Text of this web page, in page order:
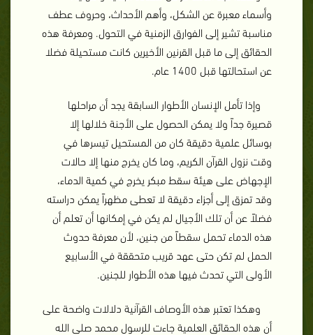
وأسماء معبرة عن الشكل، وأهم الأحداث، وحروف عطف
مناسبة تشير إلى الفوارق الزمنية في التحول. ومعرفة هذه
الحقائق إلى ما قبل القرنين الأخيرين كانت مستحيلة فضلا
عن استحالتها قبل 1400 عام.
وإذا تأمل الإنسان الأطوار السابقة يجد أن مراحلها
قصيرة جداً ولا يمكن الحصول على الأجنة خلالها إلا
بوسائل علمية دقيقة كان من المستحيل تيسرها في
وقت نزول القرآن الكريم، وما كان يخرج منها إلا حالات
الإجهاض على هيئة سقط مبكر يخرج في كمية الدماء،
وقد تمزق إلى أجزاء دقيقة لا تعطى مظهراً يمكن دراسته
فضلاً عن أن تلك الأجيال لم يكن في إمكانها أن تعلم أن
هذه الدماء تحمل سقطاً من جنين، لأن معرفة حدوث
الحمل لم تكن حتى عهد قريب متحققة في الأسابيع
الأولى التي تحدث فيها هذه الأطوار للجنين.
وهكذا تعتبر هذه الأوصاف القرآنية دلالات واضحة على
أن هذه الحقائق العلمية جاءت للرسول محمد صلى الله